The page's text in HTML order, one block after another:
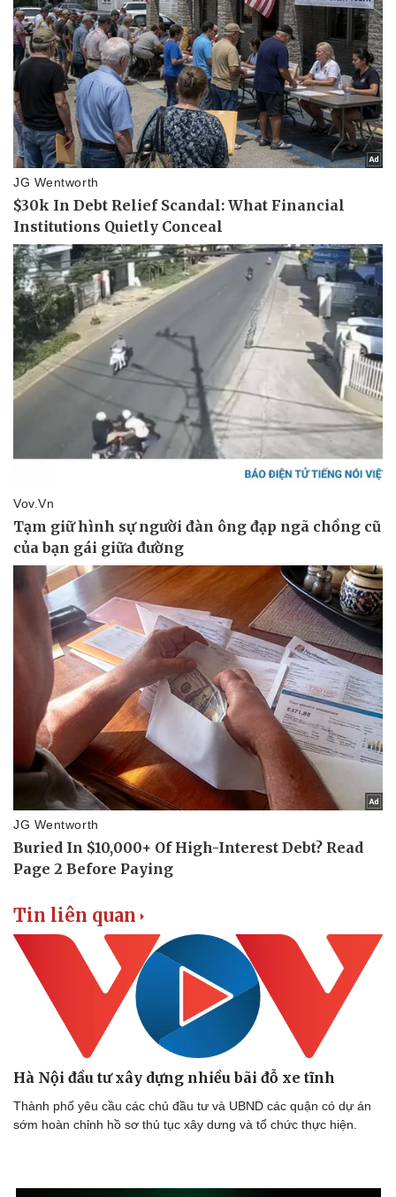
Pháp luật
Tin nóng
Tư vấn luật
Quân sự - Quốc phòng
Vũ khí
Việt Nam
Tin liên quan
Hà Nội đầu tư xây dựng nhiều bãi đỗ xe tĩnh
Thành phố yêu cầu các chủ đầu tư và UBND các quận có dự án
sớm hoàn chỉnh hồ sơ thủ tục xây dưng và tổ chức thực hiện.